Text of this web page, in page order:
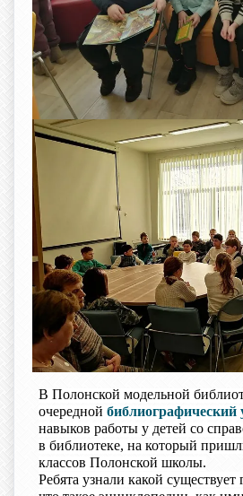
В Полонской модельной
очередной библиографический
навыков работы у детей со
в библиотеке, на который
классов Полонской школы.
Ребята узнали какой существует